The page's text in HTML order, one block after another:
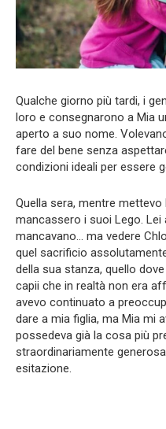
Qualche giorno più tardi, i
loro e consegnarono a Mia
aperto a suo nome.
fare del bene senza
condizioni ideali per essere
Quella sera, mentre
mancassero i suoi Lego. Lei
mancavano… ma vedere
quel sacrificio
della sua stanza, quello
capii che in realtà non era
avevo continuato a
dare a mia figlia, ma Mia mi
possedeva già la cosa più
straordinariamente
esitazione.